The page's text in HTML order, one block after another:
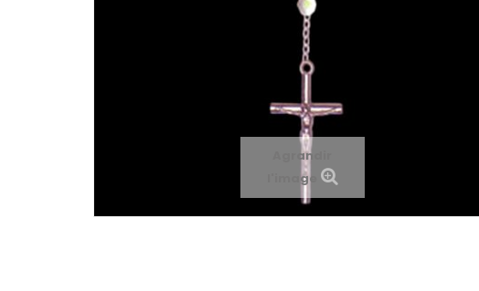
Agrandir
l'image